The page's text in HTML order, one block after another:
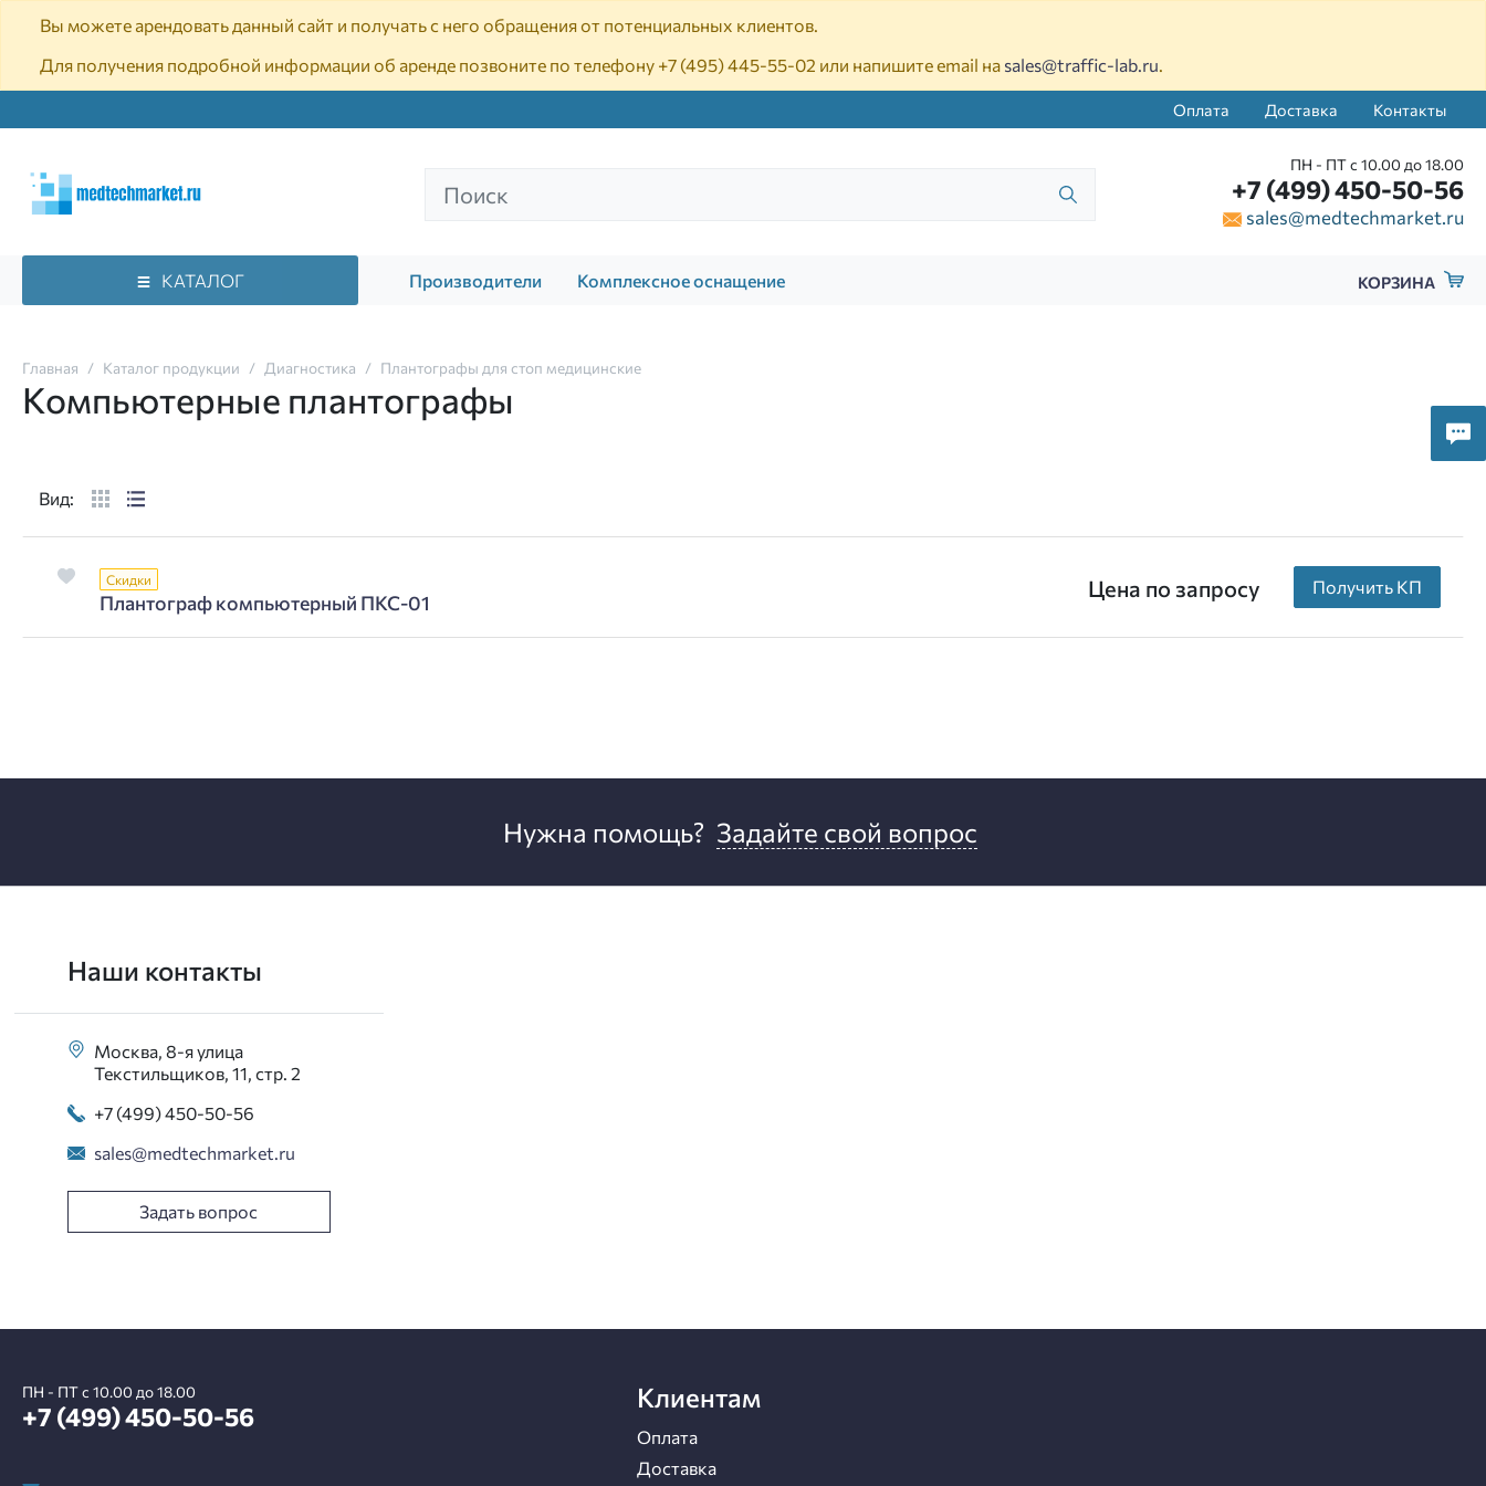
Вы можете арендовать данный сайт и получать с него обращения от потенциальных клиентов.
Для получения подробной информации об аренде позвоните по телефону +7 (495) 445-55-02 или напишите email на sales@traffic-lab.ru.
Оплата Доставка Контакты
ПН - ПТ с 10.00 до 18.00
+7 (499) 450-50-56
sales@medtechmarket.ru
КАТАЛОГ Производители Комплексное оснащение КОРЗИНА
Главная Каталог продукции Диагностика Плантографы для стоп медицинские
Компьютерные плантографы
Вид:
Скидки
Плантограф компьютерный ПКС-01
Цена по запросу Получить КП
Нужна помощь? Задайте свой вопрос
Наши контакты
Москва, 8-я улица
Текстильщиков, 11, стр. 2
+7 (499) 450-50-56
sales@medtechmarket.ru
Задать вопрос
ПН - ПТ с 10.00 до 18.00
+7 (499) 450-50-56
Клиентам
Оплата
Доставка